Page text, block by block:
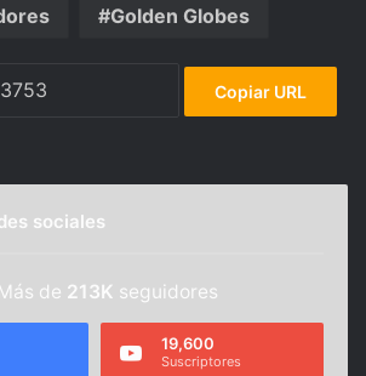
Golden Globes
Copiar URL
sociales
Más de 213K seguidores
19,600
Suscriptores